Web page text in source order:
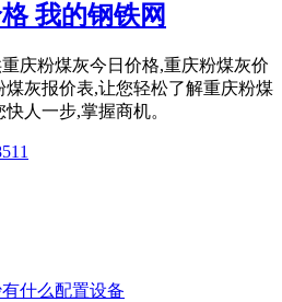
我的钢铁网
庆粉煤灰今日价格,重庆粉煤灰价
煤灰报价表,让您轻松了解重庆粉煤
人一步,掌握商机。
什么配置设备